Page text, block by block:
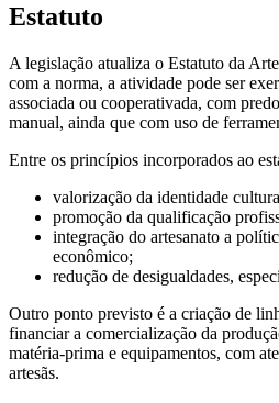
Estatuto
A legislação atualiza o Estatuto da
com a norma, a atividade pode ser
associada ou cooperativada, com
manual, ainda que com uso de
Entre os princípios incorporados ao
valorização da identidade
promoção da qualificação
integração do artesanato a
econômico;
redução de desigualdades,
Outro ponto previsto é a criação de
financiar a comercialização da
matéria-prima e equipamentos, com
artesãs.